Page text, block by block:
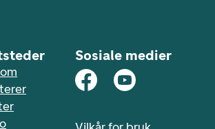
Sosiale medier